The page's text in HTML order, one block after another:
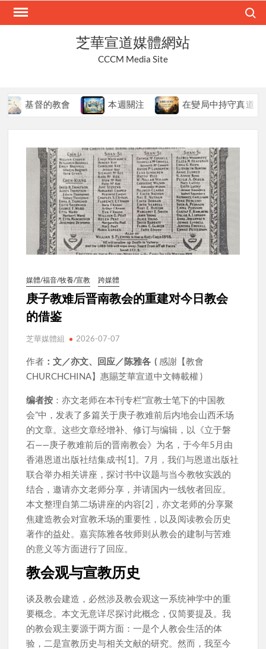
Skip
芝華宣道媒體網站
CCCM Media Site
會 本週關注 在變局中持守真道 本週關
媒體/福音/牧養/宣教 跨媒體
庚子教难后晋南教会的重建对今日教会
的借鉴
芝華媒體組 2026-07-07
作者 ：文／亦文、回应／陈雅各 ( 感謝【教會
CHURCHCHINA】惠賜芝華宣道中文轉載權 )
编者按 ：亦文老师在本刊专栏“宣教士笔下的中国教
会”中，发表了多篇关于庚子教难前后内地会山西禾场
的文章。这些文章经增补、修订与编辑，以《立于磐
石——庚子教难前后的晋南教会》为名，于今年5月由
香港恩道出版社结集成书[1]。7月，我们与恩道出版社
联合举办相关讲座，探讨书中议题与当今教牧实践的
结合，邀请亦文老师分享，并请国内一线牧者回应。
本文整理自第二场讲座的内容[2]，亦文老师的分享聚
焦建造教会对宣教禾场的重要性，以及阅读教会历史
著作的益处。嘉宾陈雅各牧师则从教会的建制与苦难
的意义等方面进行了回应。
教会观与宣教历史
谈及教会建造，必然涉及教会观这一系统神学中的重
要概念。本文无意详尽探讨此概念，仅简要提及。我
的教会观主要源于两方面：一是个人教会生活的体
验，二是宣教历史与相关文献的研究。然而，我至今